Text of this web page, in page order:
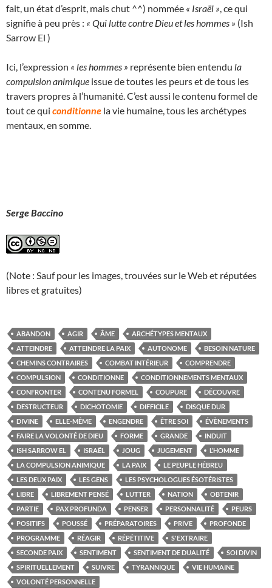
fait, un état d’esprit, mais chut ^^) nommée « Israël » , ce qui
signifie à peu près : « Qui lutte contre Dieu et les hommes » (Ish
Sarrow El )
Ici, l’expression « les hommes » représente bien entendu la
compulsion animique issue de toutes les peurs et de tous les
travers propres à l’humanité. C’est aussi le contenu formel de
tout ce qui conditionne la vie humaine, tous les archétypes
mentaux, en somme.
Serge Baccino
(Note : Sauf pour les images, trouvées sur le Web et réputées
libres et gratuites)
ABANDON AGIR ÂME
ARCHÉTYPES MENTAUX
ATTEINDRE
ATTEINDRE LA PAIX AUTONOME
BESOIN NATURE
CHEMINS CONTRAIRES
COMBAT INTÉRIEUR
COMPRENDRE
COMPULSION
CONDITIONNE
CONDITIONNEMENTS MENTAUX
CONFRONTER
CONTENU FORMEL COUPURE
DÉCOUVRE
DESTRUCTEUR
DICHOTOMIE DIFFICILE
DISQUE DUR
DIVINE
ELLE-MÊME ENGENDRE ÊTRE SOI
ÉVÈNEMENTS
FAIRE LA VOLONTÉ DE DIEU
FORME GRANDE
INDUIT
ISH SARROW EL
ISRAËL JOUG JUGEMENT
L’HOMME
LA COMPULSION ANIMIQUE
LA PAIX
LE PEUPLE HÉBREU
LES DEUX PAIX
LES GENS
LES PSYCHOLOGUES ÉSOTÉRISTES
LIBRE
LIBREMENT PENSÉ LUTTER NATION
OBTENIR
PARTIE
PAX PROFUNDA PENSER PERSONNALITÉ
PEURS
POSITIFS
POUSSÉ PRÉPARATOIRES PRIVE
PROFONDE
PROGRAMME
RÉAGIR RÉPÉTITIVE
S'EXTRAIRE
SECONDE PAIX
SENTIMENT SENTIMENT DE DUALITÉ
SOI DIVIN
SPIRITUELLEMENT
SUIVRE TYRANNIQUE
VIE HUMAINE
VOLONTÉ PERSONNELLE